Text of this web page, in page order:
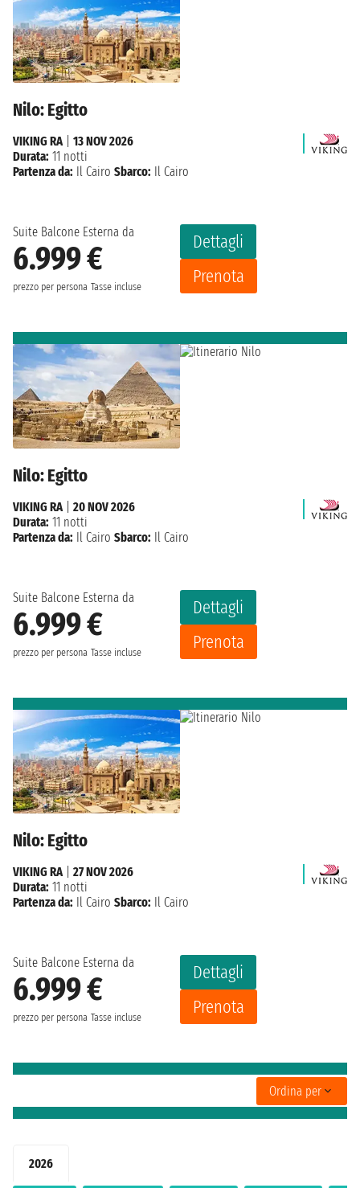
2026
Nilo: Egitto
Suite Balcone Esterna da
6.999 €
prezzo per persona Tasse incluse
Dettagli
Prenota
VIKING RA| 13 NOV 2026
Durata: 11 notti
Partenza da: Il Cairo Sbarco: Il Cairo
Nilo: Egitto
Suite Balcone Esterna da
6.999 €
prezzo per persona Tasse incluse
Dettagli
Prenota
VIKING RA| 20 NOV 2026
Durata: 11 notti
Partenza da: Il Cairo Sbarco: Il Cairo
Nilo: Egitto
Suite Balcone Esterna da
6.999 €
prezzo per persona Tasse incluse
Dettagli
Prenota
VIKING RA| 27 NOV 2026
Durata: 11 notti
Partenza da: Il Cairo Sbarco: Il Cairo
Ordina per